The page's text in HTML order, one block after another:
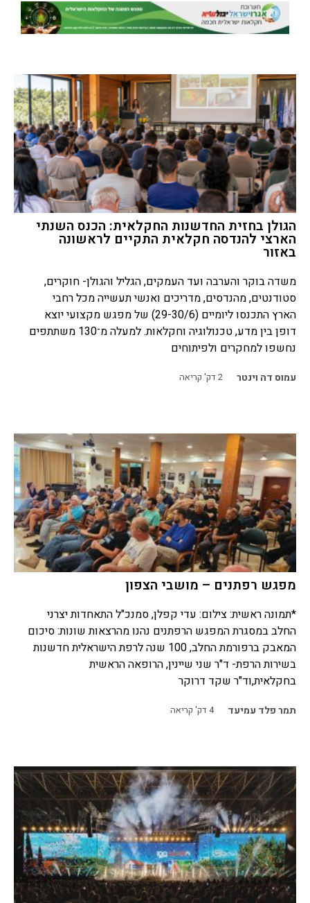
הגולן בחזית החדשנות החקלאית: הכנס השנתי
הארצי להנדסה חקלאית התקיים לראשונה
באזור
משדה בוקר והערבה ועד העמקים, הגליל והגולן- חוקרים,
סטודנטים, מהנדסים, מדריכים ואנשי תעשייה מכל רחבי
הארץ התכנסו ליומיים (29-30/6) של מפגש מקצועי יוצא
דופן בין מדע, טכנולוגיה וחקלאות. למעלה מ־130 משתתפים
נחשפו למחקרים ולפיתוחים
עמוס דה וינטר 2דק' קריאה
מפגש רפתנים – מושבי הצפון
*תמונה ראשית: צילום: עדי קפלן, סמנכ"ל התאחדות יצרני
החלב במסגרת המפגש הרפתנים נהנו מהרצאות שונות: סיכום
המאבק ברפורמת החלב, 100 שנה לרפת הישראלית חדשנות
בשירות הרפת- ד"ר שני שיינין, הרופאה הראשית
בחקלאית,וד"ר שקד דרוקר
תמר פלד עמיעד 4דק' קריאה